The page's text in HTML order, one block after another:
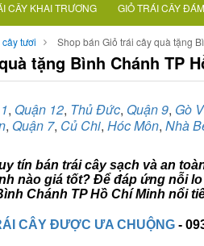
CÂY KHAI TRƯƠNG GIỎ TRÁI CÂY
tươi Shop bán Giỏ trái cây quà tặng
tặng Bình Chánh TP
, Quận 12, Thủ Đức, Quận 9, Gò
, Quận 7, Củ Chi, Hóc Môn, Nhà
tín bán trái cây sạch và an
nào giá tốt? Để đáp ứng nỗi
Chánh TP Hồ Chí Minh nổi
CÂY ĐƯỢC ƯA CHUỘNG -